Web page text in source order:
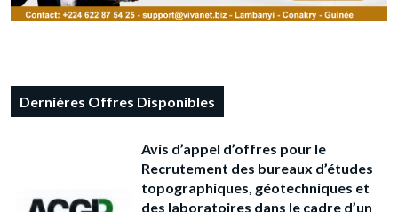
Dernières Offres Disponibles
Avis d’appel d’offres pour le
Recrutement des bureaux d’études
topographiques, géotechniques et
des laboratoires dans le cadre d’un